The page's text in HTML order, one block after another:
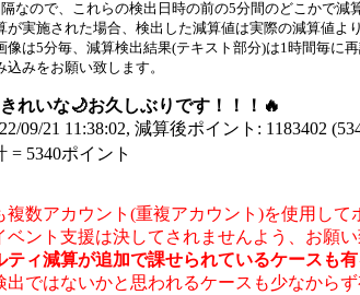
なので、これらの検出日時の前の5分間のどこかで減
が実施された場合、検出した減算値は実際の減算値よ
像は5分毎、減算検出結果(テキスト部分)は1時間毎に
みをお願い致します。
れいな🌙お久しぶりです！！！🔥
09/21 11:38:02, 減算後ポイント: 1183402
5340ポイント
数アカウント(重複アカウント)を使用し
ベント支援は決してされませんよう、お願
ティ減算が追加で課せられているケースも有
ではないかと思われるケースも少なから